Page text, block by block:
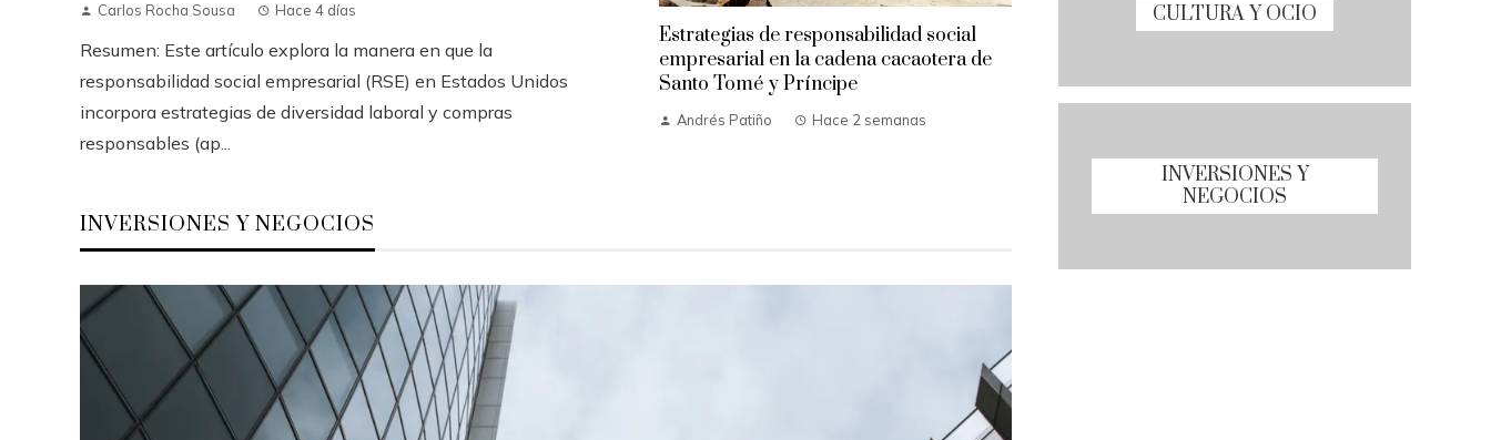
Carlos Rocha Sousa Hace 4 días
Resumen: Este artículo explora la manera en que la
responsabilidad social empresarial (RSE) en Estados Unidos
incorpora estrategias de diversidad laboral y compras
responsables (ap...
Estrategias de responsabilidad social
empresarial en la cadena cacaotera de
Santo Tomé y Príncipe
Andrés Patiño Hace 2 semanas
INVERSIONES Y NEGOCIOS
CULTURA Y OCIO
INVERSIONES Y
NEGOCIOS